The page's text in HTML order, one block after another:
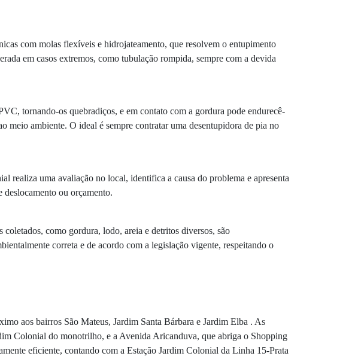
com molas flexíveis e hidrojateamento, que resolvem o entupimento
em casos extremos, como tubulação rompida, sempre com a devida
tornando-os quebradiços, e em contato com a gordura pode endurecê-
meio ambiente. O ideal é sempre contratar uma desentupidora de pia no
realiza uma avaliação no local, identifica a causa do problema e apresenta
deslocamento ou orçamento.
como gordura, lodo, areia e detritos diversos, são
correta e de acordo com a legislação vigente, respeitando o
aos bairros São Mateus, Jardim Santa Bárbara e Jardim Elba . As
Colonial do monotrilho, e a Avenida Aricanduva, que abriga o Shopping
eficiente, contando com a Estação Jardim Colonial da Linha 15-Prata